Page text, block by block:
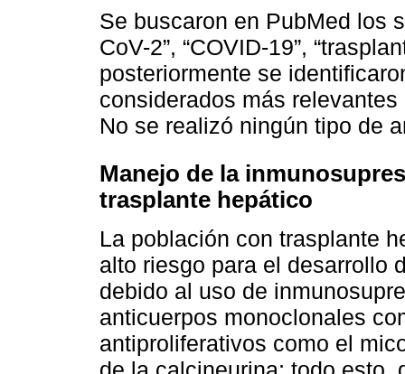
Se buscaron en PubMed los
CoV-2”, “COVID-19”,
posteriormente se
considerados más
No se realizó ningún tipo de
Manejo de la
trasplante hepático
La población con trasplante
alto riesgo para el desarrollo
debido al uso de
anticuerpos monoclonales
antiproliferativos como el